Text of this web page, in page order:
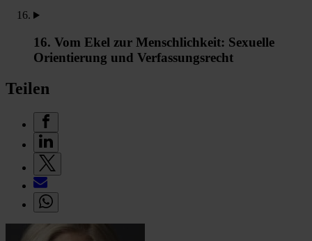
16. Vom Ekel zur Menschlichkeit: Sexuelle
Orientierung und Verfassungsrecht
Teilen